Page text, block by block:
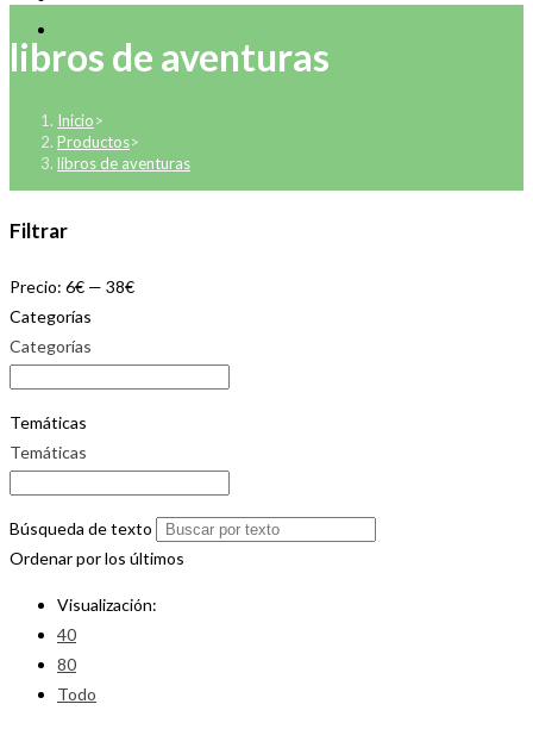
libros de aventuras
Inicio>
Productos>
libros de aventuras
Filtrar
Precio: 6€ — 38€
Categorías
Categorías
Temáticas
Temáticas
Búsqueda de texto
Ordenar por los últimos
Visualización:
40
80
Todo